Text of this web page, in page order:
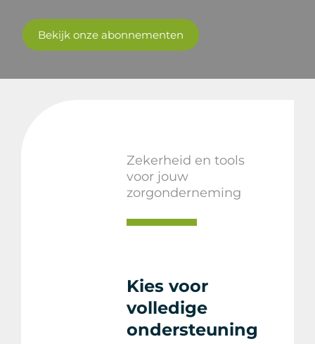
Bekijk onze abonnementen
Zekerheid en tools
voor jouw
zorgonderneming
Kies voor
volledige
ondersteuning